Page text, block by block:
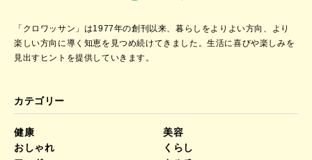
「クロワッサン」は1977年の創刊以来、暮らしをよりよい方向、より
楽しい方向に導く知恵を見つめ続けてきました。生活に喜びや楽しみを
見出すヒントを提供していきます。
カテゴリー
健康
美容
おしゃれ
くらし